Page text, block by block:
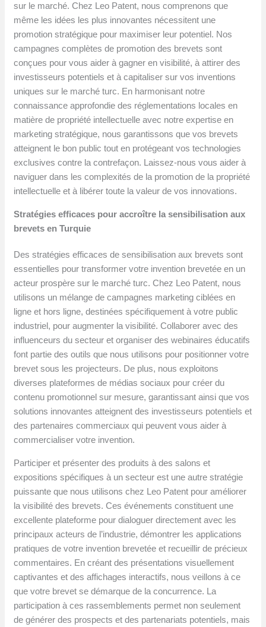
sur le marché. Chez Leo Patent, nous comprenons que
même les idées les plus innovantes nécessitent une
promotion stratégique pour maximiser leur potentiel. Nos
campagnes complètes de promotion des brevets sont
conçues pour vous aider à gagner en visibilité, à attirer des
investisseurs potentiels et à capitaliser sur vos inventions
uniques sur le marché turc. En harmonisant notre
connaissance approfondie des réglementations locales en
matière de propriété intellectuelle avec notre expertise en
marketing stratégique, nous garantissons que vos brevets
atteignent le bon public tout en protégeant vos technologies
exclusives contre la contrefaçon. Laissez-nous vous aider à
naviguer dans les complexités de la promotion de la propriété
intellectuelle et à libérer toute la valeur de vos innovations.
Stratégies efficaces pour accroître la sensibilisation aux
brevets en Turquie
Des stratégies efficaces de sensibilisation aux brevets sont
essentielles pour transformer votre invention brevetée en un
acteur prospère sur le marché turc. Chez Leo Patent, nous
utilisons un mélange de campagnes marketing ciblées en
ligne et hors ligne, destinées spécifiquement à votre public
industriel, pour augmenter la visibilité. Collaborer avec des
influenceurs du secteur et organiser des webinaires éducatifs
font partie des outils que nous utilisons pour positionner votre
brevet sous les projecteurs. De plus, nous exploitons
diverses plateformes de médias sociaux pour créer du
contenu promotionnel sur mesure, garantissant ainsi que vos
solutions innovantes atteignent des investisseurs potentiels et
des partenaires commerciaux qui peuvent vous aider à
commercialiser votre invention.
Participer et présenter des produits à des salons et
expositions spécifiques à un secteur est une autre stratégie
puissante que nous utilisons chez Leo Patent pour améliorer
la visibilité des brevets. Ces événements constituent une
excellente plateforme pour dialoguer directement avec les
principaux acteurs de l’industrie, démontrer les applications
pratiques de votre invention brevetée et recueillir de précieux
commentaires. En créant des présentations visuellement
captivantes et des affichages interactifs, nous veillons à ce
que votre brevet se démarque de la concurrence. La
participation à ces rassemblements permet non seulement
de générer des prospects et des partenariats potentiels, mais